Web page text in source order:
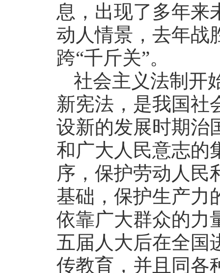
息，出现了多年来
动人情景，去年战
跨“千斤关”。
社会主义法制开
新宪法，是我国社
设新的发展时期治
和广大人民意志的
序，保护劳动人民
基础，保护生产力
依靠广大群众的力
五届人大后在全国
传教育，并且同各